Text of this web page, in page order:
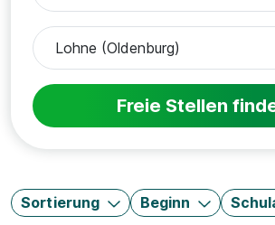
Freie Stellen
Sortierung Beginn